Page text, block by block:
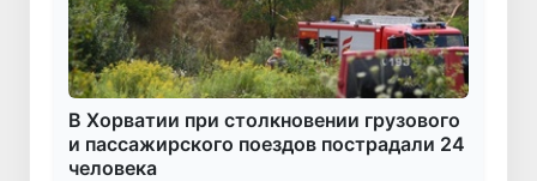
В Хорватии при столкновении грузового
и пассажирского поездов пострадали 24
человека